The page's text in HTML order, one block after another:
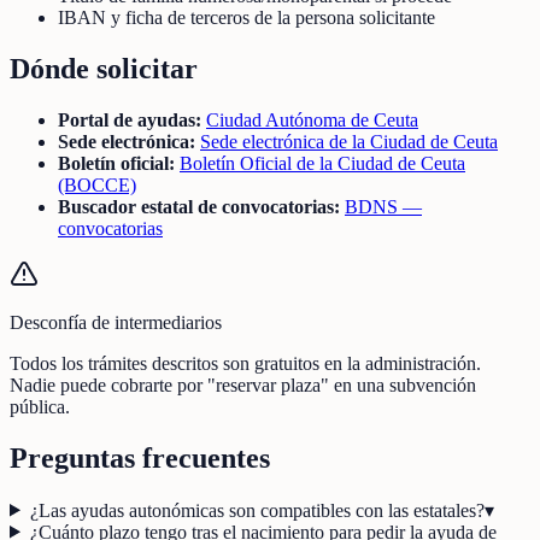
IBAN y ficha de terceros de la persona solicitante
Dónde solicitar
Portal de ayudas: Ciudad Autónoma de Ceuta
Sede electrónica: Sede electrónica de la Ciudad de Ceuta
Boletín oficial: Boletín Oficial de la Ciudad de Ceuta
(BOCCE)
Buscador estatal de convocatorias: BDNS —
convocatorias
Desconfía de intermediarios
Todos los trámites descritos son gratuitos en la administración.
Nadie puede cobrarte por "reservar plaza" en una subvención
pública.
Preguntas frecuentes
¿Las ayudas autonómicas son compatibles con las estatales?▾
¿Cuánto plazo tengo tras el nacimiento para pedir la ayuda de